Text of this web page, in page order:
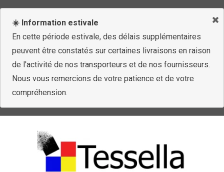
☀️ Information estivale
En cette période estivale, des délais supplémentaires
peuvent être constatés sur certaines livraisons en raison
de l'activité de nos transporteurs et de nos fournisseurs.
Nous vous remercions de votre patience et de votre
compréhension.